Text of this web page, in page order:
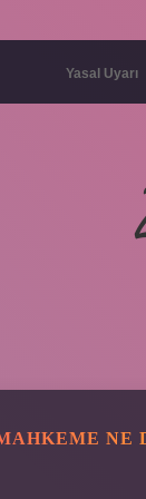
Yasal Uyarı
NE